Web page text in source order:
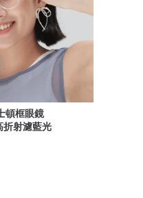
頓框眼鏡
折射濾藍光